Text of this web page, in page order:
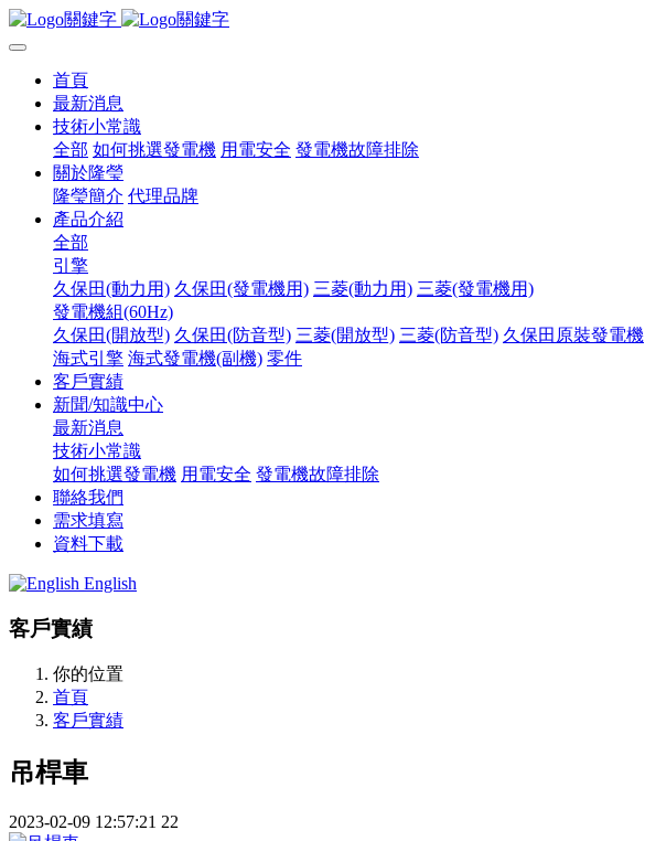
首頁
最新消息
技術小常識
全部 如何挑選發電機 用電安全 發電機故障排除
關於隆瑩
隆瑩簡介 代理品牌
產品介紹
全部
引擎
久保田(動力用) 久保田(發電機用) 三菱(動力用) 三菱(發電機用)
發電機組(60Hz)
久保田(開放型) 久保田(防音型) 三菱(開放型) 三菱(防音型) 久保田原裝發電機
海式引擎 海式發電機(副機) 零件
客戶實績
新聞/知識中心
最新消息
技術小常識
如何挑選發電機 用電安全 發電機故障排除
聯絡我們
需求填寫
資料下載
English
客戶實績
你的位置
首頁
客戶實績
吊桿車
2023-02-09 12:57:21 22